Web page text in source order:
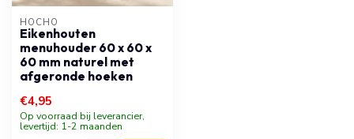
HOCHO
Eikenhouten
menuhouder 60 x 60 x
60 mm naturel met
afgeronde hoeken
€4,95
Op voorraad bij leverancier,
levertijd: 1-2 maanden